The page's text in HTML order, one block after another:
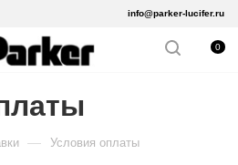
info@parker-lucifer.ru
0
— Условия оплаты